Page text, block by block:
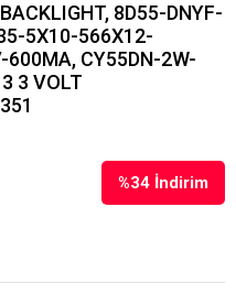
8D55-DNYF-
5X10-566X12-
CY55DN-2W-
3 VOLT
%34 İndirim